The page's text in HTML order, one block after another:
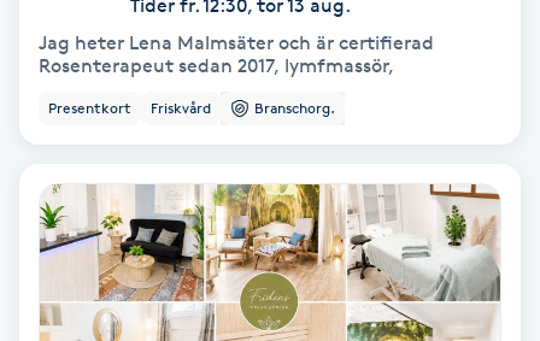
Dermapen
Diamantslipning
Enzympeeling
Extensions
Tider fr. 12:30, tor 13 aug.
Jag heter Lena Malmsäter och är certifierad
Rosenterapeut sedan 2017, lymfmassör,
Presentkort Friskvård Branschorg.